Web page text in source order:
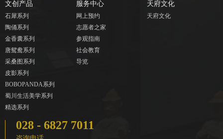
文创产品
石犀系列
陶俑系列
金香囊系列
唐鸳鸯系列
采桑图系列
皮影系列
BOBOPANDA系列
蜀川生活美学系列
精选系列
服务中心
网上预约
志愿者之家
参观指南
社会教育
导览
天府文化
天府文化
028 - 6827 7011